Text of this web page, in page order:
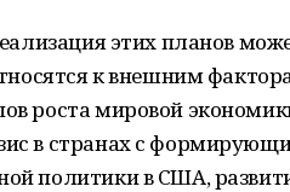
этих планов
к внешним
роста мировой
в странах с
политики в США,